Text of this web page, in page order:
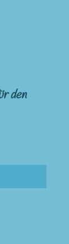
den